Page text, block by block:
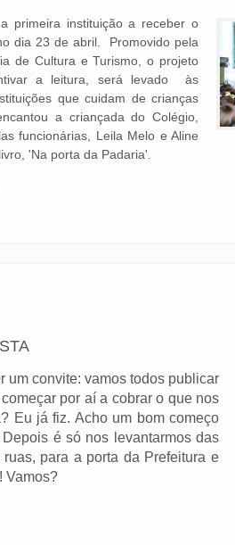
primeira instituição a receber o
dia 23 de abril. Promovido pela
de Cultura e Turismo, o projeto
a leitura, será levado às
que cuidam de crianças
a criançada do Colégio,
funcionárias, Leila Melo e Aline
'Na porta da Padaria'.
um convite: vamos todos publicar
por aí a cobrar o que nos
Eu já fiz. Acho um bom começo
é só nos levantarmos das
para a porta da Prefeitura e
Vamos?